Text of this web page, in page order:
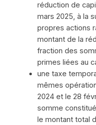
réduction de
mars 2025, à la
propres actions
montant de la
fraction des
primes liées au
une taxe
mêmes
2024 et le 28
somme
le montant total